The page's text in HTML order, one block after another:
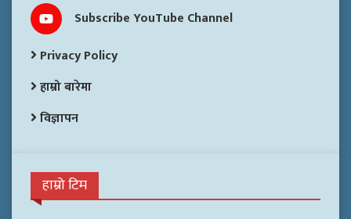
Subscribe YouTube Channel
Privacy Policy
हाम्रो बारेमा
विज्ञापन
हाम्रो टिम